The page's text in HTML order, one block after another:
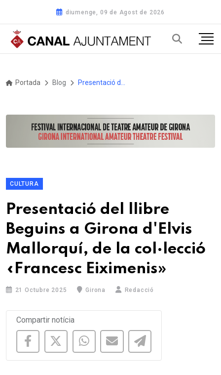
diumenge, 09 de Agost de 2026
Portada Blog
CULTURA
Presentació del llibre
Beguins a Girona d'Elvis
Mallorquí, de la col·lecció
«Francesc Eiximenis»
21 Octubre 2025 Girona Redacció
Compartir notícia